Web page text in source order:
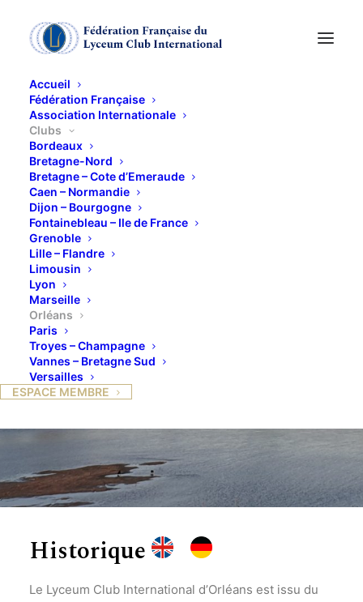
Accueil
Fédération Française
Association Internationale
Clubs
Bordeaux
Bretagne-Nord
Bretagne – Cote d’Emeraude
Caen – Normandie
Dijon – Bourgogne
Fontainebleau – Ile de France
Grenoble
Lille – Flandre
Limousin
Lyon
Marseille
Orléans
Paris
Troyes – Champagne
Vannes – Bretagne Sud
Versailles
ESPACE MEMBRE
Historique
Le Lyceum Club International d’Orléans est issu du